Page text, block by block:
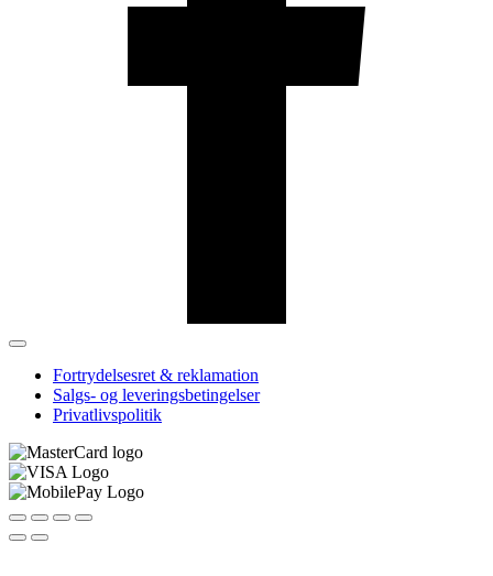
Fortrydelsesret & reklamation
Salgs- og leveringsbetingelser
Privatlivspolitik